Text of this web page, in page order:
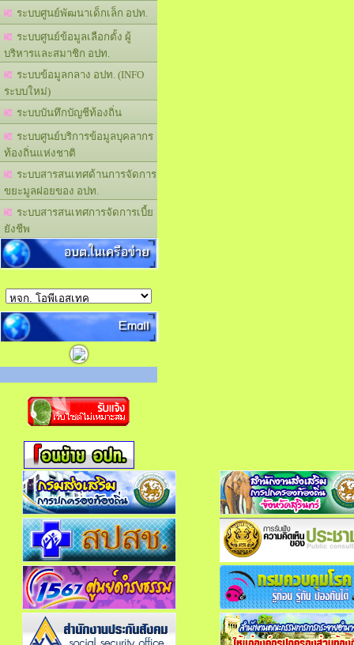
ระบบศูนย์พัฒนาเด็กเล็ก อปท.
ระบบศูนย์ข้อมูลเลือกตั้ง ผู้
บริหารและสมาชิก อปท.
ระบบข้อมูลกลาง อปท. (INFO
ระบบใหม่)
ระบบบันทึกบัญชีท้องถิ่น
ระบบศูนย์บริการข้อมูลบุคลากร
ท้องถิ่นแห่งชาติ
ระบบสารสนเทศด้านการจัดการ
ขยะมูลฝอยของ อปท.
ระบบสารสนเทศการจัดการเบี้ย
ยังชีพ
อบต.ในเครือข่าย
Email